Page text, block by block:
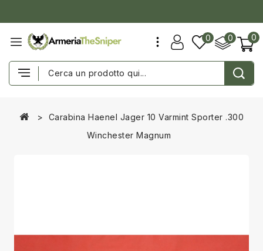
0
0
0
Carabina Haenel Jager 10 Varmint Sporter .300
Winchester Magnum